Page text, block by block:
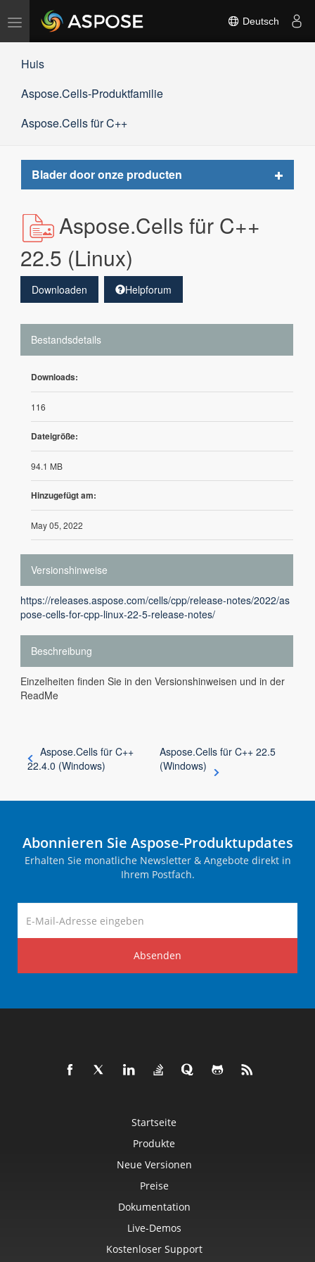
Navigation
umschalten
Deutsch
Huis
Aspose.Cells-Produktfamilie
Aspose.Cells für C++
Blader door onze producten
Toggle
Aspose.Cells für C++
22.5 (Linux)
Downloaden Helpforum
Bestandsdetails
Downloads:
116
Dateigröße:
94.1 MB
Hinzugefügt am:
May 05, 2022
Versionshinweise
https://releases.aspose.com/cells/cpp/release-notes/2022/as
pose-cells-for-cpp-linux-22-5-release-notes/
Beschreibung
Einzelheiten finden Sie in den Versionshinweisen und in der
ReadMe
Aspose.Cells für C++
22.4.0 (Windows)
Aspose.Cells für C++ 22.5
(Windows)
Abonnieren Sie Aspose-Produktupdates
Erhalten Sie monatliche Newsletter & Angebote direkt in
Ihrem Postfach.
Absenden
Startseite
Produkte
Neue Versionen
Preise
Dokumentation
Live-Demos
Kostenloser Support